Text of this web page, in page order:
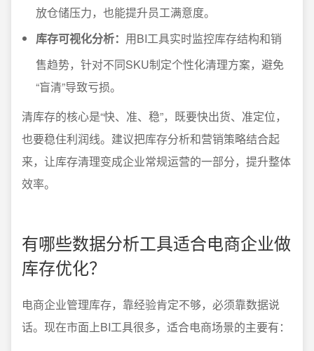
放仓储压力，也能提升员工满意度。
库存可视化分析： 用BI工具实时监控库存结构和销
售趋势，针对不同SKU制定个性化清理方案，避免
“盲清”导致亏损。
清库存的核心是“快、准、稳”，既要快出货、准定位，
也要稳住利润线。建议把库存分析和营销策略结合起
来，让库存清理变成企业常规运营的一部分，提升整体
效率。
有哪些数据分析工具适合电商企业做
库存优化？
电商企业管理库存，靠经验肯定不够，必须靠数据说
话。现在市面上BI工具很多，适合电商场景的主要有：